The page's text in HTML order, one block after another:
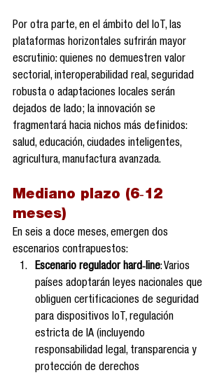
Por otra parte, en el ámbito del IoT, las
plataformas horizontales sufrirán mayor
escrutinio: quienes no demuestren valor
sectorial, interoperabilidad real, seguridad
robusta o adaptaciones locales serán
dejados de lado; la innovación se
fragmentará hacia nichos más definidos:
salud, educación, ciudades inteligentes,
agricultura, manufactura avanzada.
Mediano plazo (6‑12
meses)
En seis a doce meses, emergen dos
escenarios contrapuestos:
Escenario regulador hard‑line: Varios
países adoptarán leyes nacionales que
obliguen certificaciones de seguridad
para dispositivos IoT, regulación
estricta de IA (incluyendo
responsabilidad legal, transparencia y
protección de derechos